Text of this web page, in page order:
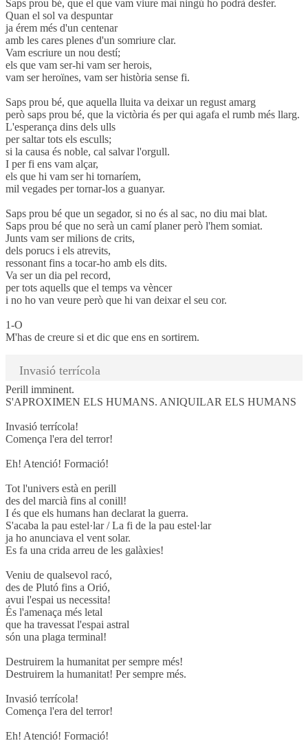
Saps prou bé, que el que vam viure mai ningú ho podrà desfer.
Quan el sol va despuntar
ja érem més d'un centenar
amb les cares plenes d'un somriure clar.
Vam escriure un nou destí;
els que vam ser-hi vam ser herois,
vam ser heroïnes, vam ser història sense fi.
Saps prou bé, que aquella lluita va deixar un regust amarg
però saps prou bé, que la victòria és per qui agafa el rumb més llarg.
L'esperança dins dels ulls
per saltar tots els esculls;
si la causa és noble, cal salvar l'orgull.
I per fi ens vam alçar,
els que hi vam ser hi tornaríem,
mil vegades per tornar-los a guanyar.
Saps prou bé que un segador, si no és al sac, no diu mai blat.
Saps prou bé que no serà un camí planer però l'hem somiat.
Junts vam ser milions de crits,
dels porucs i els atrevits,
ressonant fins a tocar-ho amb els dits.
Va ser un dia pel record,
per tots aquells que el temps va vèncer
i no ho van veure però que hi van deixar el seu cor.
1-O
M'has de creure si et dic que ens en sortirem.
Invasió terrícola
Perill imminent.
S'APROXIMEN ELS HUMANS. ANIQUILAR ELS HUMANS
Invasió terrícola!
Comença l'era del terror!
Eh! Atenció! Formació!
Tot l'univers està en perill
des del marcià fins al conill!
I és que els humans han declarat la guerra.
S'acaba la pau estel·lar / La fi de la pau estel·lar
ja ho anunciava el vent solar.
Es fa una crida arreu de les galàxies!
Veniu de qualsevol racó,
des de Plutó fins a Orió,
avui l'espai us necessita!
És l'amenaça més letal
que ha travessat l'espai astral
són una plaga terminal!
Destruirem la humanitat per sempre més!
Destruirem la humanitat! Per sempre més.
Invasió terrícola!
Comença l'era del terror!
Eh! Atenció! Formació!